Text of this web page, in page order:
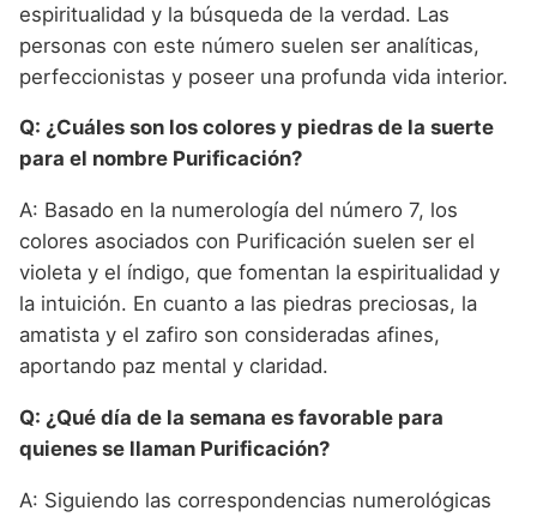
espiritualidad y la búsqueda de la verdad. Las
personas con este número suelen ser analíticas,
perfeccionistas y poseer una profunda vida interior.
Q: ¿Cuáles son los colores y piedras de la suerte
para el nombre Purificación?
A: Basado en la numerología del número 7, los
colores asociados con Purificación suelen ser el
violeta y el índigo, que fomentan la espiritualidad y
la intuición. En cuanto a las piedras preciosas, la
amatista y el zafiro son consideradas afines,
aportando paz mental y claridad.
Q: ¿Qué día de la semana es favorable para
quienes se llaman Purificación?
A: Siguiendo las correspondencias numerológicas